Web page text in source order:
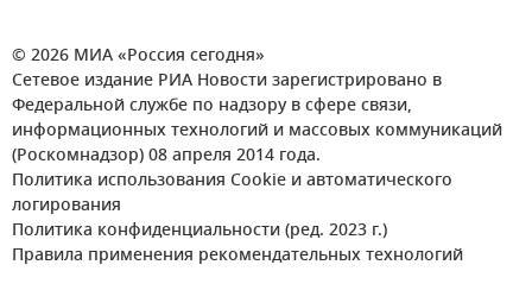
© 2026 МИА «Россия сегодня»
Сетевое издание РИА Новости зарегистрировано в
Федеральной службе по надзору в сфере связи,
информационных технологий и массовых коммуникаций
(Роскомнадзор) 08 апреля 2014 года.
Политика использования Cookie и автоматического
логирования
Политика конфиденциальности (ред. 2023 г.)
Правила применения рекомендательных технологий